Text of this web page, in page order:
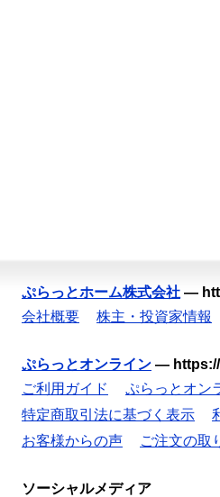
ぷらっとホーム株式会社 —
会社概要
株主・投資家情報
ぷらっとオンライン —
ご利用ガイド
ぷらっとオン
特定商取引法に基づく表示
お客様からの声
ご注文の取
ソーシャルメディア